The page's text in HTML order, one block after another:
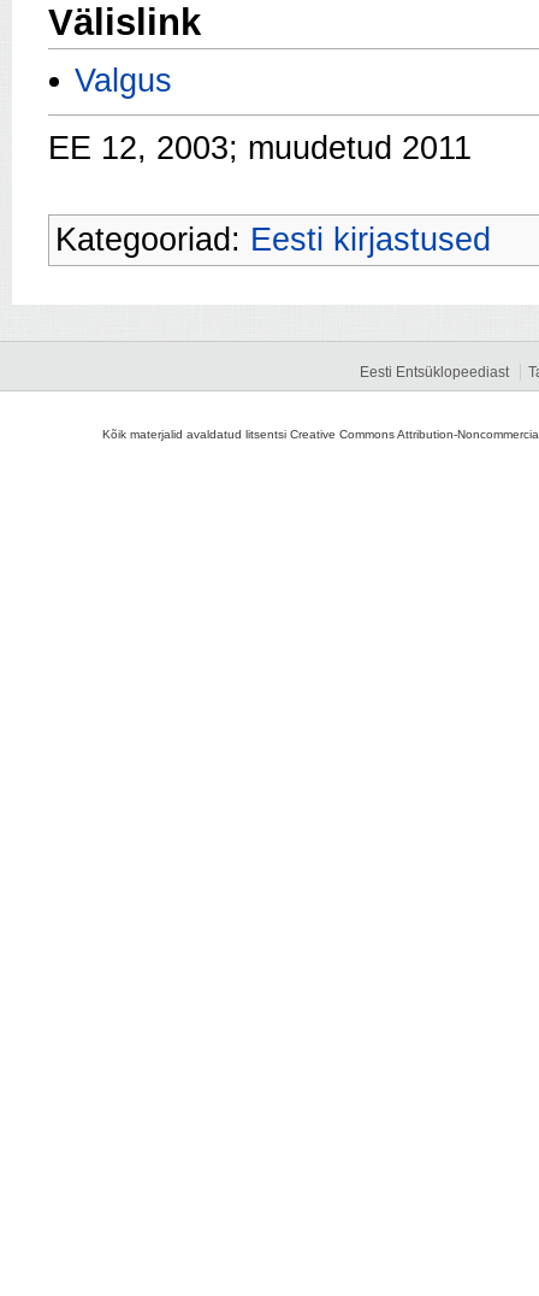
Välislink
Valgus
EE 12, 2003; muudetud 2011
Kategooriad: Eesti kirjastused
Eesti Entsüklopeediast
Kõik materjalid avaldatud litsentsi Creative Commons Attribution-